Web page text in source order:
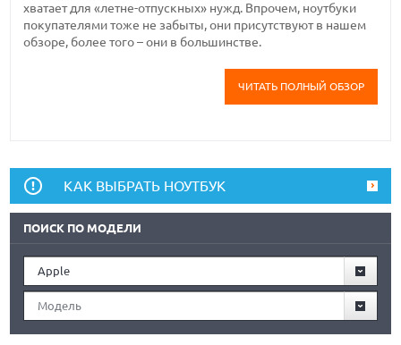
хватает для «летне-отпускных» нужд. Впрочем, ноутбуки
покупателями тоже не забыты, они присутствуют в нашем
обзоре, более того – они в большинстве.
ЧИТАТЬ ПОЛНЫЙ ОБЗОР
КАК ВЫБРАТЬ НОУТБУК
ПОИСК ПО МОДЕЛИ
Apple
Модель